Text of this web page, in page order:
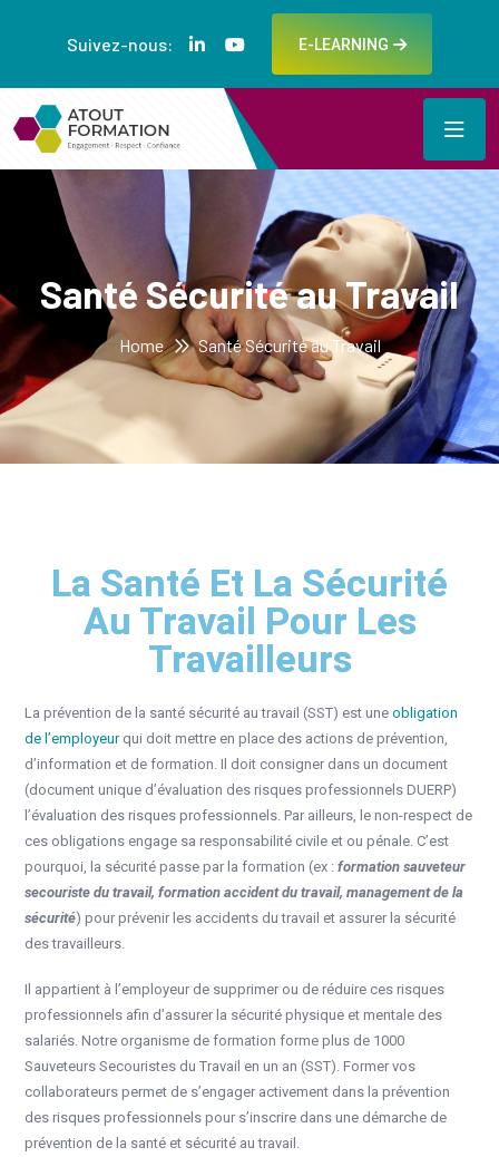
Suivez-nous: E-LEARNING
Santé Sécurité au Travail
Home Santé Sécurité au Travail
La Santé Et La Sécurité
Au Travail Pour Les
Travailleurs
La prévention de la santé sécurité au travail (SST) est une obligation
de l’employeurqui doit mettre en place des actions de prévention,
d’information et de formation. Il doit consigner dans un document
(document unique d’évaluation des risques professionnels DUERP)
l’évaluation des risques professionnels. Par ailleurs, le non-respect de
ces obligations engage sa responsabilité civile et ou pénale. C’est
pourquoi, la sécurité passe par la formation (ex : formation sauveteur
secouriste du travail, formation accident du travail, management de la
sécurité) pour prévenir les accidents du travail et assurer la sécurité
des travailleurs.
Il appartient à l’employeur de supprimer ou de réduire ces risques
professionnels afin d’assurer la sécurité physique et mentale des
salariés. Notre organisme de formation forme plus de 1000
Sauveteurs Secouristes du Travail en un an (SST). Former vos
collaborateurs permet de s’engager activement dans la prévention
des risques professionnels pour s’inscrire dans une démarche de
prévention de la santé et sécurité au travail.